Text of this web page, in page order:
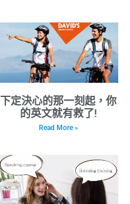
下定決心的那一刻起，你
的英文就有救了!
Read More »